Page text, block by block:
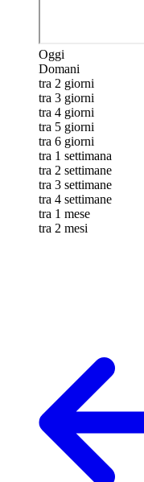
Oggi
Domani
tra 2 giorni
tra 3 giorni
tra 4 giorni
tra 5 giorni
tra 6 giorni
tra 1 settimana
tra 2 settimane
tra 3 settimane
tra 4 settimane
tra 1 mese
tra 2 mesi